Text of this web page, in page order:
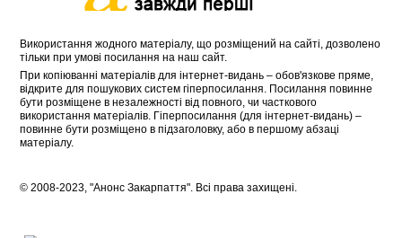
Використання жодного матеріалу, що розміщений на сайті, дозволено
тільки при умові посилання на наш сайт.
При копіюванні матеріалів для інтернет-видань – обов'язкове пряме,
відкрите для пошукових систем гіперпосилання. Посилання повинне
бути розміщене в незалежності від повного, чи часткового
використання матеріалів. Гіперпосилання (для інтернет-видань) –
повинне бути розміщено в підзаголовку, або в першому абзаці
матеріалу.
© 2008-2023, "Анонс Закарпаття". Всі права захищені.